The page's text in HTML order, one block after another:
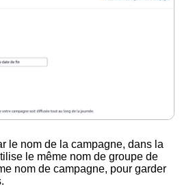
le nom de la campagne, dans la
le même nom de groupe de
nom de campagne, pour garder